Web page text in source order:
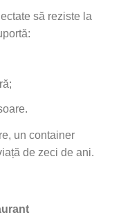
să reziste la
un container
de zeci de ani.